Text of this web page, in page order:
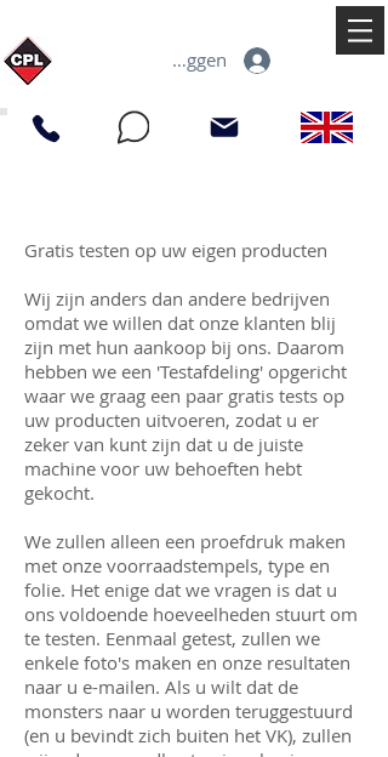
Inloggen
Gratis testen op uw eigen producten
Wij zijn anders dan andere bedrijven
omdat we willen dat onze klanten blij
zijn met hun aankoop bij ons. Daarom
hebben we een 'Testafdeling' opgericht
waar we graag een paar gratis tests op
uw producten uitvoeren, zodat u er
zeker van kunt zijn dat u de juiste
machine voor uw behoeften hebt
gekocht.
We zullen alleen een proefdruk maken
met onze voorraadstempels, type en
folie. Het enige dat we vragen is dat u
ons voldoende hoeveelheden stuurt om
te testen. Eenmaal getest, zullen we
enkele foto's maken en onze resultaten
naar u e-mailen. Als u wilt dat de
monsters naar u worden teruggestuurd
(en u bevindt zich buiten het VK), zullen